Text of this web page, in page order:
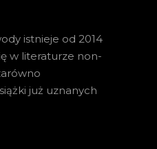
istnieje od 2014
w literaturze non-
już uznanych